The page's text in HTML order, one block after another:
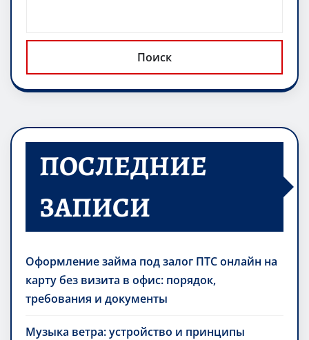
ki ь
Поиск
ПОСЛЕДНИЕ
ЗАПИСИ
Оформление займа под залог ПТС онлайн на
карту без визита в офис: порядок,
требования и документы
Музыка ветра: устройство и принципы